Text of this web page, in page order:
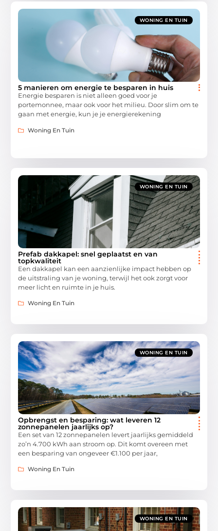
WONING EN TUIN
5 manieren om energie te besparen in huis
Energie besparen is niet alleen goed voor je
portemonnee, maar ook voor het milieu. Door slim om te
gaan met energie, kun je je energierekening
Woning En Tuin
WONING EN TUIN
Prefab dakkapel: snel geplaatst en van
topkwaliteit
Een dakkapel kan een aanzienlijke impact hebben op
de uitstraling van je woning, terwijl het ook zorgt voor
meer licht en ruimte in je huis.
Woning En Tuin
WONING EN TUIN
Opbrengst en besparing: wat leveren 12
zonnepanelen jaarlijks op?
Een set van 12 zonnepanelen levert jaarlijks gemiddeld
zo’n 4.700 kWh aan stroom op. Dit komt overeen met
een besparing van ongeveer €1.100 per jaar,
Woning En Tuin
WONING EN TUIN